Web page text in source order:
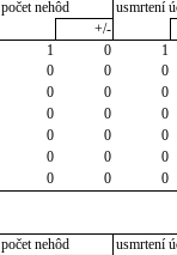
počet nehôd
usmrtení
+/-
1 0
1
0 0
0
0 0
0
0 0
0
0 0
0
0 0
0
0 0 0
počet nehôd
usmrtení